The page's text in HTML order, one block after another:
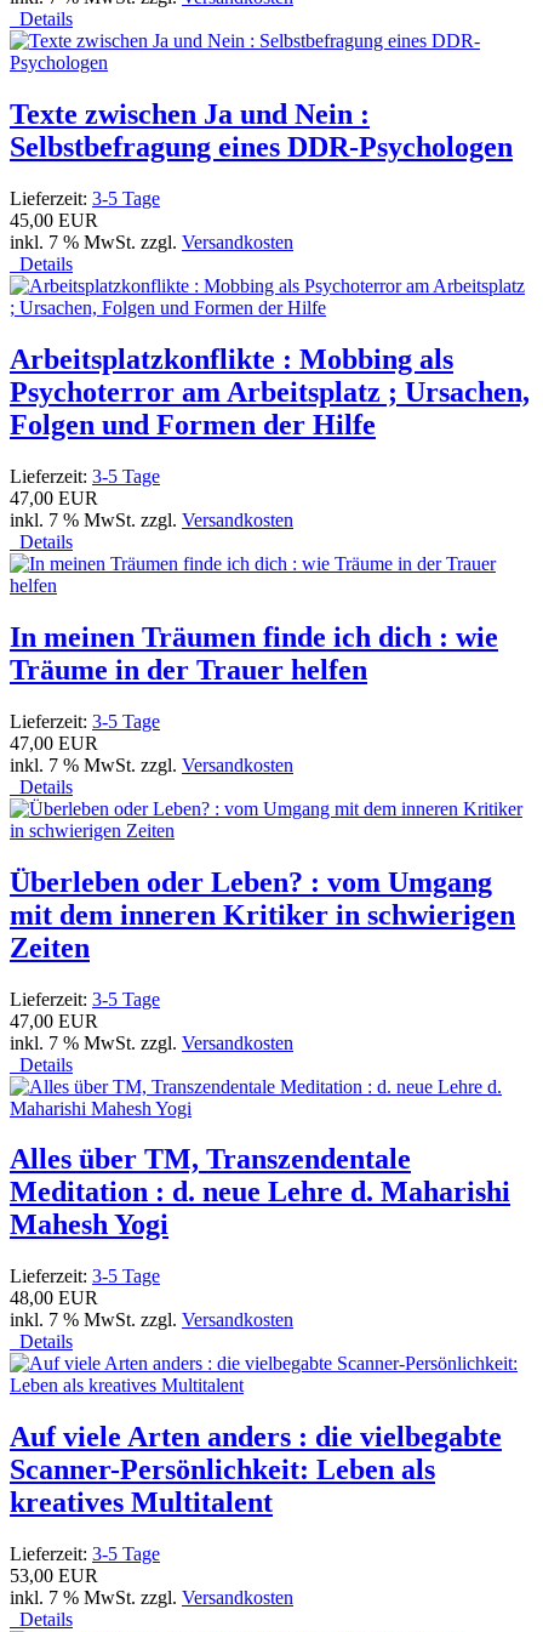
Details
Texte zwischen Ja und Nein :
Selbstbefragung eines DDR-Psychologen
Lieferzeit: 3-5 Tage
45,00 EUR
inkl. 7 % MwSt. zzgl. Versandkosten
Details
Arbeitsplatzkonflikte : Mobbing als
Psychoterror am Arbeitsplatz ; Ursachen,
Folgen und Formen der Hilfe
Lieferzeit: 3-5 Tage
47,00 EUR
inkl. 7 % MwSt. zzgl. Versandkosten
Details
In meinen Träumen finde ich dich : wie
Träume in der Trauer helfen
Lieferzeit: 3-5 Tage
47,00 EUR
inkl. 7 % MwSt. zzgl. Versandkosten
Details
Überleben oder Leben? : vom Umgang
mit dem inneren Kritiker in schwierigen
Zeiten
Lieferzeit: 3-5 Tage
47,00 EUR
inkl. 7 % MwSt. zzgl. Versandkosten
Details
Alles über TM, Transzendentale
Meditation : d. neue Lehre d. Maharishi
Mahesh Yogi
Lieferzeit: 3-5 Tage
48,00 EUR
inkl. 7 % MwSt. zzgl. Versandkosten
Details
Auf viele Arten anders : die vielbegabte
Scanner-Persönlichkeit: Leben als
kreatives Multitalent
Lieferzeit: 3-5 Tage
53,00 EUR
inkl. 7 % MwSt. zzgl. Versandkosten
Details